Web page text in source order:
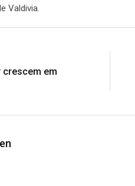
Valdivia.
crescem em